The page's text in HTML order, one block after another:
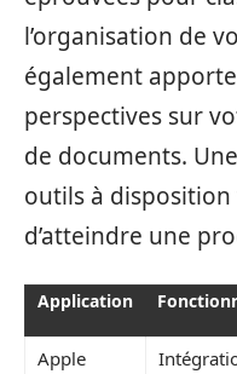
l’organisation de
également
perspectives sur
de documents.
outils à
d’atteindre une
Application
Apple